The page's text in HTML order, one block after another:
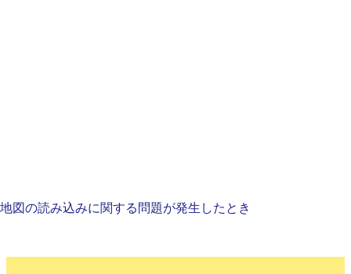
地図の読み込みに関する問題が発生したとき